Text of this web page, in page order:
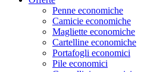
Penne economiche
Camicie economiche
Magliette economiche
Cartelline economiche
Portafogli economici
Pile economici